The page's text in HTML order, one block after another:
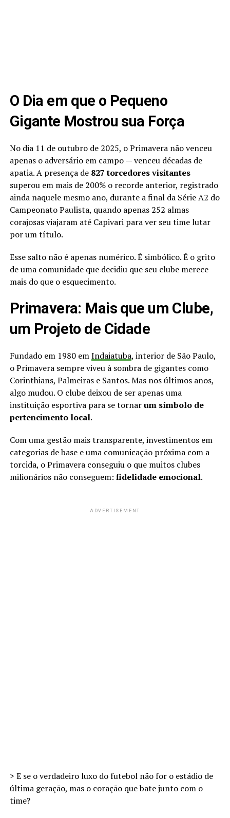
O Dia em que o Pequeno
Gigante Mostrou sua Força
No dia 11 de outubro de 2025, o Primavera não venceu
apenas o adversário em campo — venceu décadas de
apatia. A presença de 827 torcedores visitantes
superou em mais de 200% o recorde anterior, registrado
ainda naquele mesmo ano, durante a final da Série A2 do
Campeonato Paulista, quando apenas 252 almas
corajosas viajaram até Capivari para ver seu time lutar
por um título.
Esse salto não é apenas numérico. É simbólico. É o grito
de uma comunidade que decidiu que seu clube merece
mais do que o esquecimento.
Primavera: Mais que um Clube,
um Projeto de Cidade
Fundado em 1980 emIndaiatuba, interior de São Paulo,
o Primavera sempre viveu à sombra de gigantes como
Corinthians, Palmeiras e Santos. Mas nos últimos anos,
algo mudou. O clube deixou de ser apenas uma
instituição esportiva para se tornarum símbolo de
pertencimento local.
Com uma gestão mais transparente, investimentos em
categorias de base e uma comunicação próxima com a
torcida, o Primavera conseguiu o que muitos clubes
milionários não conseguem: fidelidade emocional.
ADVERTISEMENT
> E se o verdadeiro luxo do futebol não for o estádio de
última geração, mas o coração que bate junto com o
time?